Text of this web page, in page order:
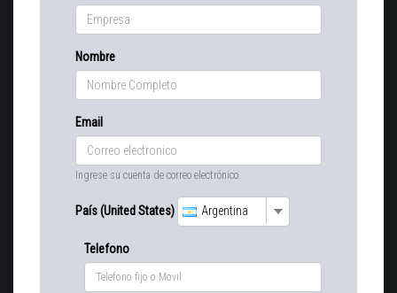
Nombre
Email
Ingrese su cuenta de correo electrónico.
País (United States) Argentina
Telefono